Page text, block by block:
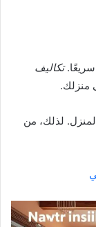
سريعًا.تكاليف
منزلك.
لذلك، من